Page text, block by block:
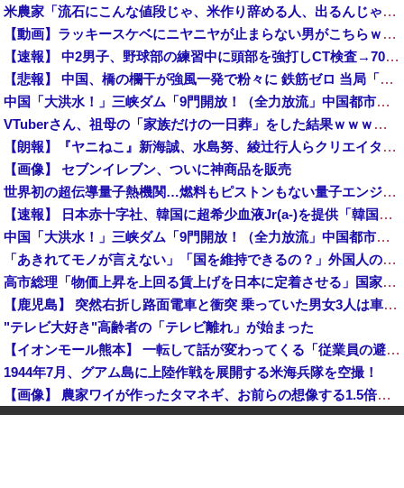
米農家「流石にこんな値段じゃ、米作り辞める人、出るんじゃないかなあ？？」
【動画】ラッキースケベにニヤニヤが止まらない男がこちらｗｗｗｗｗｗｗｗｗｗｗｗｗｗｗｗｗｗ
【速報】 中2男子、野球部の練習中に頭部を強打しCT検査→70代医師「問題ないです」→中学生死亡「他人のCT画像みてました」
【悲報】 中国、橋の欄干が強風一発で粉々に 鉄筋ゼロ 当局「接着剤でくっつけただけ」「正常で、品質問題はない」
中国「大洪水！」三峡ダム「9門開放！（全力放流」中国都市「三峡沿線の道路水没」中国政府「高速道路封鎖！」中国ダム「緊急放流に合わせて開門（土砂崩れ発生」→
VTuberさん、祖母の「家族だけの一日葬」をした結果ｗｗｗｗｗｗｗ
【朗報】『ヤニねこ』新海誠、水島努、綾辻行人らクリエイターが絶賛ｗｗｗｗｗｗｗｗｗ
【画像】 セブンイレブン、ついに神商品を販売
世界初の超伝導量子熱機関…燃料もピストンもない量子エンジンが回った！
【速報】 日本赤十字社、韓国に超希少血液Jr(a-)を提供「韓国内では適合する血液を確保できなかった」※今回で4回目
中国「大洪水！」三峡ダム「9門開放！（全力放流」中国都市「三峡沿線の道路水没」中国政府「高速道路封鎖！」中国ダム「緊急放流に合わせて開門（土砂崩れ発生」→
「あきれてモノが言えない」「国を維持できるの？」外国人の永住許可要件の厳格化で在日中国人の本音は？
高市総理「物価上昇を上回る賃上げを日本に定着させる」国家公務員月給3.51％増へ 地方公務員も追随する見通し
【鹿児島】 突然右折し路面電車と衝突 乗っていた男女3人は車を放置しダッシュで逃走中
"テレビ大好き"高齢者の「テレビ離れ」が始まった
【イオンモール熊本】 一転して話が変わってくる「従業員の避難誘導の証言が複数」イオン側が社内規定に抵触していた疑い
1944年7月、グアム島に上陸作戦を展開する米海兵隊を空撮！
【画像】 農家ワイが作ったタマネギ、お前らの想像する1.5倍はデカいぞ
韓国サッカーのイメージが墜落